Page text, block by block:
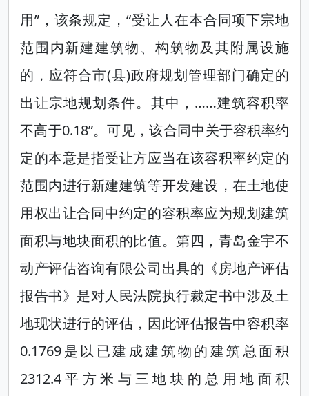
用”，该条规定，“受让人在本合同项下宗地
范围内新建建筑物、构筑物及其附属设施
的，应符合市(县)政府规划管理部门确定的
出让宗地规划条件。其中，……建筑容积率
不高于0.18”。可见，该合同中关于容积率约
定的本意是指受让方应当在该容积率约定的
范围内进行新建建筑等开发建设，在土地使
用权出让合同中约定的容积率应为规划建筑
面积与地块面积的比值。第四，青岛金宇不
动产评估咨询有限公司出具的《房地产评估
报告书》是对人民法院执行裁定书中涉及土
地现状进行的评估，因此评估报告中容积率
0.1769是以已建成建筑物的建筑总面积
2312.4平方米与三地块的总用地面积